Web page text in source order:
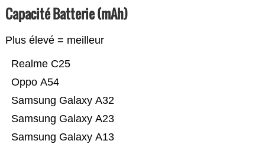
Capacité Batterie (mAh)
Plus élevé = meilleur
Samsung Galaxy A13
Samsung Galaxy A23
Samsung Galaxy A32
Oppo A54
Realme C25